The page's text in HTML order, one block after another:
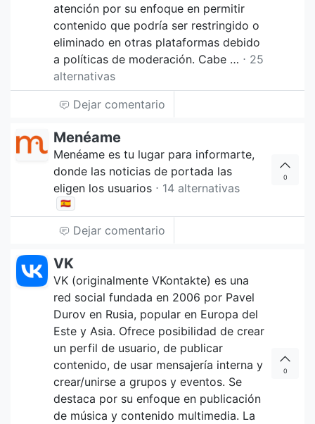
atención por su enfoque en permitir
contenido que podría ser restringido o
eliminado en otras plataformas debido
a políticas de moderación. Cabe … ⋅ 25
alternativas
Dejar comentario
Menéame
Menéame es tu lugar para informarte,
donde las noticias de portada las
eligen los usuarios ⋅ 14 alternativas
🇪🇸
0
Dejar comentario
VK
VK (originalmente VKontakte) es una
red social fundada en 2006 por Pavel
Durov en Rusia, popular en Europa del
Este y Asia. Ofrece posibilidad de crear
un perfil de usuario, de publicar
contenido, de usar mensajería interna y
crear/unirse a grupos y eventos. Se
destaca por su enfoque en publicación
de música y contenido multimedia. La
0